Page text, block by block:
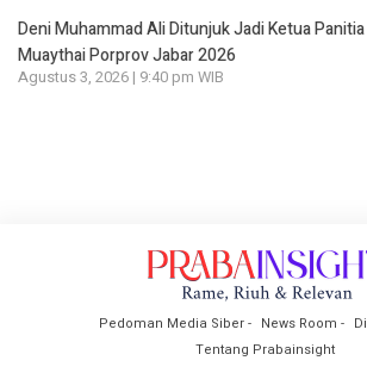
Deni Muhammad Ali Ditunjuk Jadi Ketua Panitia
Muaythai Porprov Jabar 2026
Agustus 3, 2026 | 9:40 pm WIB
Pedoman Media Siber News Room
Tentang Prabainsight